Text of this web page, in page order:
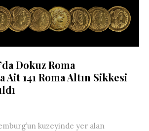
Dokuz Roma
141 Roma Altın Sikkesi
kuzeyinde yer alan